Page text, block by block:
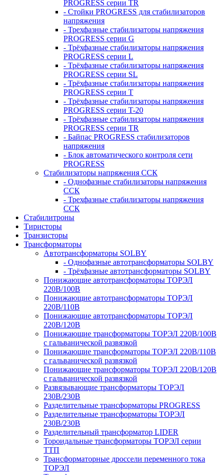
PROGRESS серии TR
- Стойки PROGRESS для стабилизаторов
напряжения
- Трехфазные стабилизаторы напряжения
PROGRESS серии G
- Трёхфазные стабилизаторы напряжения
PROGRESS серии L
- Трёхфазные стабилизаторы напряжения
PROGRESS серии SL
- Трёхфазные стабилизаторы напряжения
PROGRESS серии T
- Трёхфазные стабилизаторы напряжения
PROGRESS серии T-20
- Трёхфазные стабилизаторы напряжения
PROGRESS серии TR
- Байпас PROGRESS стабилизаторов
напряжения
- Блок автоматического контроля сети
PROGRESS
Стабилизаторы напряжения ССК
- Однофазные стабилизаторы напряжения
ССК
- Трехфазные стабилизаторы напряжения
ССК
Стабилитроны
Тиристоры
Транзисторы
Трансформаторы
Автотрансформаторы SOLBY
- Однофазные автотрансформаторы SOLBY
- Трёхфазные автотрансформаторы SOLBY
Понижающие автотрансформаторы ТОРЭЛ
220В/100В
Понижающие автотрансформаторы ТОРЭЛ
220В/110В
Понижающие автотрансформаторы ТОРЭЛ
220В/120В
Понижающие трансформаторы ТОРЭЛ 220В/100В
с гальванической развязкой
Понижающие трансформаторы ТОРЭЛ 220В/110В
с гальванической развязкой
Понижающие трансформаторы ТОРЭЛ 220В/120В
с гальванической развязкой
Развязывающие трансформаторы ТОРЭЛ
230В/230В
Разделительные трансформаторы PROGRESS
Разделительные трансформаторы ТОРЭЛ
230В/230В
Разделительный трансформатор LIDER
Тороидальные трансформаторы ТОРЭЛ серии
ТТП
Трансформаторные дроссели переменного тока
ТОРЭЛ